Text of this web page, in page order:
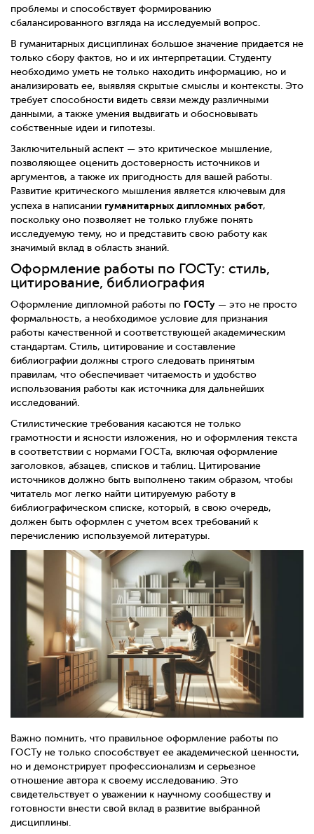
проблемы и способствует формированию
сбалансированного взгляда на исследуемый вопрос.
В гуманитарных дисциплинах большое значение придается не
только сбору фактов, но и их интерпретации. Студенту
необходимо уметь не только находить информацию, но и
анализировать ее, выявляя скрытые смыслы и контексты. Это
требует способности видеть связи между различными
данными, а также умения выдвигать и обосновывать
собственные идеи и гипотезы.
Заключительный аспект — это критическое мышление,
позволяющее оценить достоверность источников и
аргументов, а также их пригодность для вашей работы.
Развитие критического мышления является ключевым для
успеха в написании гуманитарных дипломных работ,
поскольку оно позволяет не только глубже понять
исследуемую тему, но и представить свою работу как
значимый вклад в область знаний.
Оформление работы по ГОСТу: стиль,
цитирование, библиография
Оформление дипломной работы по ГОСТу — это не просто
формальность, а необходимое условие для признания
работы качественной и соответствующей академическим
стандартам. Стиль, цитирование и составление
библиографии должны строго следовать принятым
правилам, что обеспечивает читаемость и удобство
использования работы как источника для дальнейших
исследований.
Стилистические требования касаются не только
грамотности и ясности изложения, но и оформления текста
в соответствии с нормами ГОСТа, включая оформление
заголовков, абзацев, списков и таблиц. Цитирование
источников должно быть выполнено таким образом, чтобы
читатель мог легко найти цитируемую работу в
библиографическом списке, который, в свою очередь,
должен быть оформлен с учетом всех требований к
перечислению используемой литературы.
Важно помнить, что правильное оформление работы по
ГОСТу не только способствует ее академической ценности,
но и демонстрирует профессионализм и серьезное
отношение автора к своему исследованию. Это
свидетельствует о уважении к научному сообществу и
готовности внести свой вклад в развитие выбранной
дисциплины.